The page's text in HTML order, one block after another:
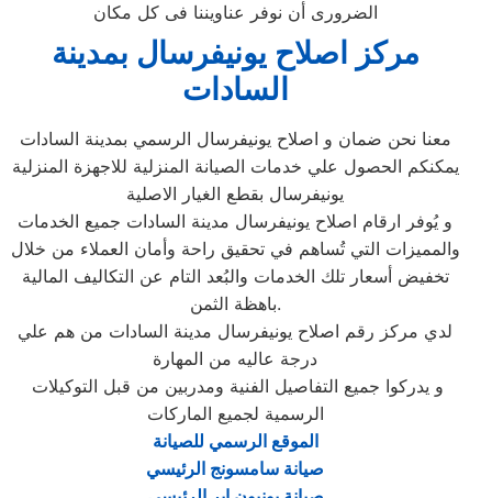
الضرورى أن نوفر عناويننا فى كل مكان
مركز اصلاح يونيفرسال بمدينة
السادات
معنا نحن ضمان و اصلاح يونيفرسال الرسمي بمدينة السادات
يمكنكم الحصول علي خدمات الصيانة المنزلية للاجهزة المنزلية
يونيفرسال بقطع الغيار الاصلية
و يُوفر ارقام اصلاح يونيفرسال مدينة السادات جميع الخدمات
والمميزات التي تُساهم في تحقيق راحة وأمان العملاء من خلال
تخفيض أسعار تلك الخدمات والبُعد التام عن التكاليف المالية
باهظة الثمن.
لدي مركز رقم اصلاح يونيفرسال مدينة السادات من هم علي
درجة عاليه من المهارة
الرسمية لجميع الماركات
الموقع الرسمي للصيانة
صيانة سامسونج الرئيسي